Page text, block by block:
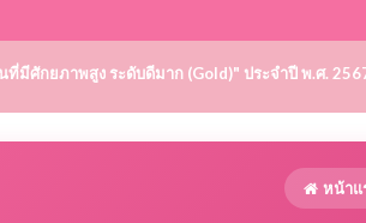
ที่มีศักยภาพสูง ระดับดีมาก (Gold)" ประจำปี พ.ศ.
หน้าแ